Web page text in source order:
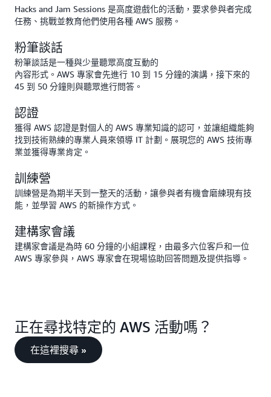
Hacks and Jam Sessions 是高度遊戲化的活動，要求參與者完成
任務、挑戰並教育他們使用各種 AWS 服務。
粉筆談話
粉筆談話是一種與少量聽眾高度互動的
內容形式。AWS 專家會先進行 10 到 15 分鐘的演講，接下來的
45 到 50 分鐘則與聽眾進行問答。
認證
獲得 AWS 認證是對個人的 AWS 專業知識的認可，並讓組織能夠
找到技術熟練的專業人員來領導 IT 計劃。展現您的 AWS 技術專
業並獲得專業肯定。
訓練營
訓練營是為期半天到一整天的活動，讓參與者有機會磨練現有技
能，並學習 AWS 的新操作方式。
建構家會議
建構家會議是為時 60 分鐘的小組課程，由最多六位客戶和一位
AWS 專家參與，AWS 專家會在現場協助回答問題及提供指導。
正在尋找特定的 AWS 活動嗎？
在這裡搜尋 »